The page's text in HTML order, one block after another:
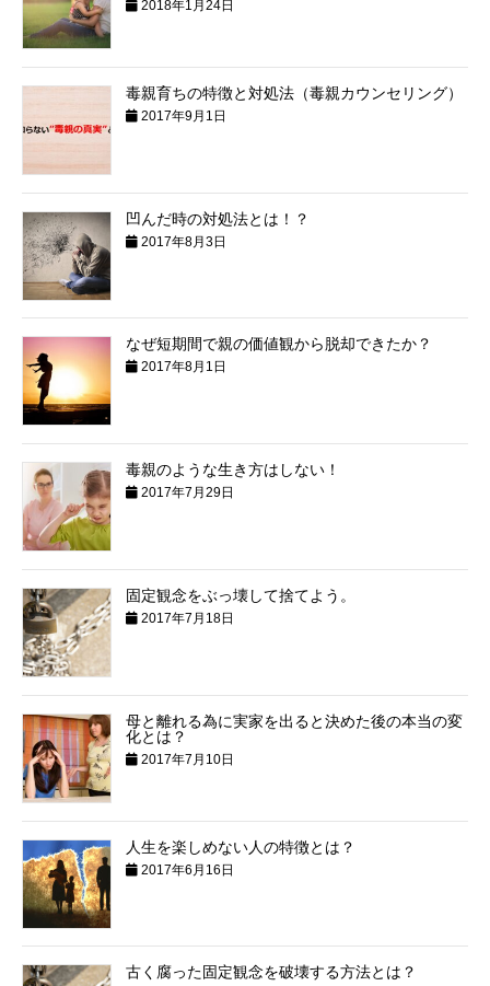
2018年1月24日
毒親育ちの特徴と対処法（毒親カウンセリング）
2017年9月1日
凹んだ時の対処法とは！？
2017年8月3日
なぜ短期間で親の価値観から脱却できたか？
2017年8月1日
毒親のような生き方はしない！
2017年7月29日
固定観念をぶっ壊して捨てよう。
2017年7月18日
母と離れる為に実家を出ると決めた後の本当の変
化とは？
2017年7月10日
人生を楽しめない人の特徴とは？
2017年6月16日
古く腐った固定観念を破壊する方法とは？